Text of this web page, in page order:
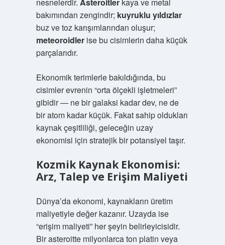
bakımından zengindir; kuyruklu yıldızlar
buz ve toz karışımlarından oluşur;
meteoroidlerise bu cisimlerin daha küçük
parçalarıdır.
Ekonomik terimlerle bakıldığında, bu
cisimler evrenin “orta ölçekli işletmeleri”
gibidir — ne bir galaksi kadar dev, ne de
bir atom kadar küçük. Fakat sahip oldukları
kaynak çeşitliliği, geleceğin uzay
ekonomisi için stratejik bir potansiyel taşır.
Kozmik Kaynak Ekonomisi:
Arz, Talep ve Erişim Maliyeti
Dünya’da ekonomi, kaynakların üretim
maliyetiyle değer kazanır. Uzayda ise
“erişim maliyeti” her şeyin belirleyicisidir.
Bir asteroitte milyonlarca ton platin veya